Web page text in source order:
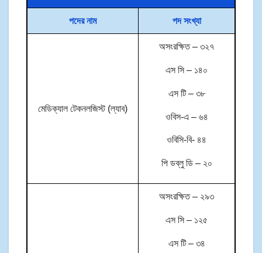
পদের নাম পদ সংখ্যা
মেডিক্যাল টেকনলজিস্ট (ল্যাব)
অসংরক্ষিত – ৩২৭
এস সি – ১৪০
এস টি – ৩৮
ওবিস-এ – ৬৪
ওবিসি-বি- ৪৪
পি ডব্লু ডি – ২০
অসংরক্ষিত – ২৯৩
এস সি – ১২৫
এস টি – ৩৪